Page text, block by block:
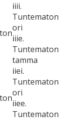
iiii.
Tuntematon
ori
iiie.
Tuntematon
tamma
iiei.
Tuntematon
ori
iiee.
Tuntematon